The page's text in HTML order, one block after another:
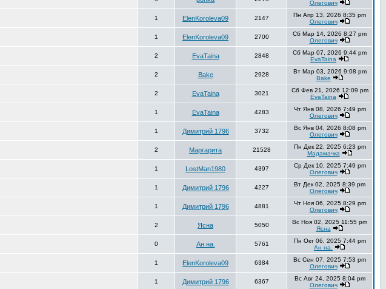
Олегович
1 ElenKoroleva09 2147
Пн Апр 13, 2026 8:35 pm
Олегович
1 ElenKoroleva09 2700
Сб Мар 14, 2026 8:27 pm
Олегович
2 EvaTaina 2848
Сб Мар 07, 2026 9:44 pm
EvaTaina
2 Bake 2928
Вт Мар 03, 2026 9:08 pm
Bake
2 EvaTaina 3021
Сб Фев 21, 2026 12:09 pm
EvaTaina
1 EvaTaina 4283
Чт Янв 08, 2026 7:49 pm
Олегович
1 Димитрий 1796 3732
Вс Янв 04, 2026 8:08 pm
Олегович
2 Маргарита 21528
Пн Дек 22, 2025 6:23 pm
Мадамачка
1 LostMan1980 4397
Ср Дек 10, 2025 7:49 pm
Олегович
1 Димитрий 1796 4227
Вт Дек 02, 2025 8:39 pm
Олегович
1 Димитрий 1796 4881
Чт Ноя 06, 2025 8:29 pm
Олегович
2 Ясна 5050
Вс Ноя 02, 2025 11:55 pm
Ясна
0 Ан на. 5761
Пн Окт 06, 2025 7:44 pm
Ан на.
1 ElenKoroleva09 6384
Вс Сен 07, 2025 7:53 pm
Олегович
1 Димитрий 1796 6367
Вс Авг 24, 2025 8:04 pm
Олегович